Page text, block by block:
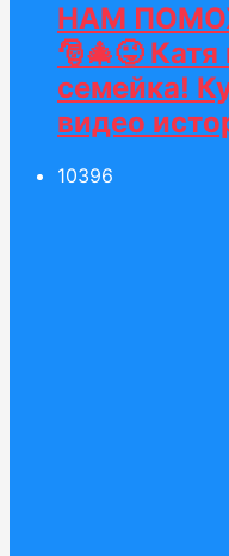
НАМ
🎅🎄😜
семейка!
видео
10396